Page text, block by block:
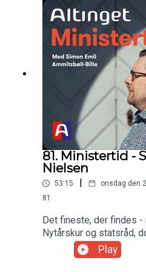
ministerhierarkiet: "Jeg
spændende at være
81. Ministertid -
Nielsen
53:15 onsdag den
81
Det fineste, der findes
Nytårskur og statsråd,
samråd, samråd,
stormløb, pressens
Play